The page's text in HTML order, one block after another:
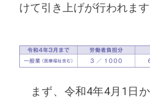
けて引き上げが行われます
まず、令和4年4月1日